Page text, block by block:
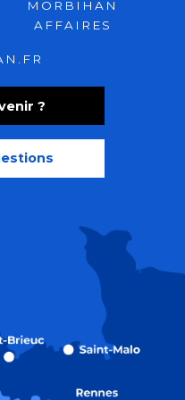
?
MORBIHAN
AFFAIRES